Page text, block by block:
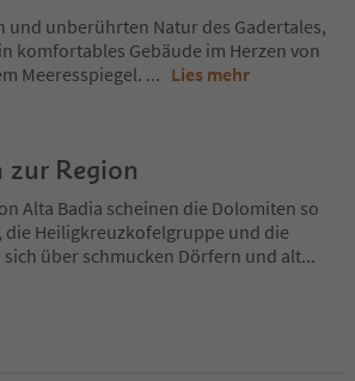
und unberührten Natur des Gadertales,
komfortables Gebäude im Herzen von
Meeresspiegel. ... Lies mehr
Region
Alta Badia scheinen die Dolomiten so
die Heiligkreuzkofelgruppe und die
über schmucken Dörfern und alt...